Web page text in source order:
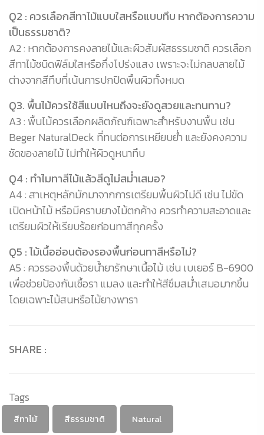
Q2 : ควรเลือกสีทาไม้แบบใสหรือแบบทึบ หากต้องการความ
เป็นธรรมชาติ?
A2 : หากต้องการคงลายไม้และผิวสัมผัสธรรมชาติ ควรเลือก
สีทาไม้ชนิดฟิล์มใสหรือกึ่งโปร่งแสง เพราะจะไม่กลบลายไม้
ต่างจากสีทึบที่เน้นการปกปิดพื้นผิวทั้งหมด
Q3. พื้นไม้ควรใช้สีแบบไหนถึงจะยังดูสวยและทนทาน?
A3 : พื้นไม้ควรเลือกผลิตภัณฑ์เฉพาะสำหรับงานพื้น เช่น
Beger NaturalDeck ที่ทนต่อการเหยียบย่ำ และยังคงความ
ชัดของลายไม้ ไม่ทำให้ผิวดูหนาทึบ
Q4 : ทำไมทาสีไม้แล้วสีดูไม่สม่ำเสมอ?
A4 : สาเหตุหลักมักมาจากการเตรียมพื้นผิวไม่ดี เช่น ไม่ขัด
เปิดหน้าไม้ หรือมีคราบยางไม้ตกค้าง ควรทำความสะอาดและ
เตรียมผิวให้เรียบร้อยก่อนทาสีทุกครั้ง
Q5 : ไม้เนื้ออ่อนต้องรองพื้นก่อนทาสีหรือไม่?
A5 : ควรรองพื้นด้วยน้ำยารักษาเนื้อไม้ เช่น เบเยอร์ B-6900
เพื่อช่วยป้องกันเชื้อรา แมลง และทำให้สีซึมสม่ำเสมอมากขึ้น
โดยเฉพาะไม้สนหรือไม้ยางพารา
SHARE :
Tags
สีทาไม้ สีธรรมชาติ Natural